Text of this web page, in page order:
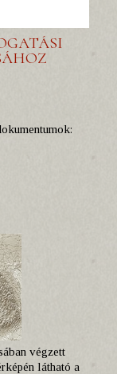
végzett
látható a